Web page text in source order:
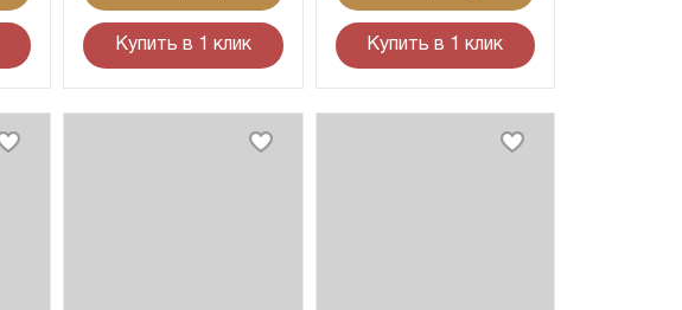
Купить в 1 клик Купить в 1 клик